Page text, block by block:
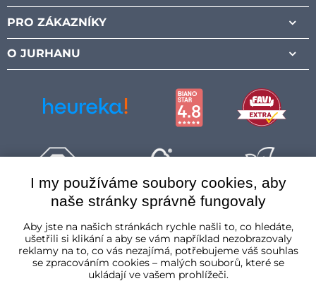
PRO ZÁKAZNÍKY
O JURHANU
I my používáme soubory cookies, aby
naše stránky správně fungovaly
Aby jste na našich stránkách rychle našli to, co hledáte,
ušetřili si klikání a aby se vám například nezobrazovaly
reklamy na to, co vás nezajímá, potřebujeme váš souhlas
se zpracováním cookies – malých souborů, které se
ukládají ve vašem prohlížeči.